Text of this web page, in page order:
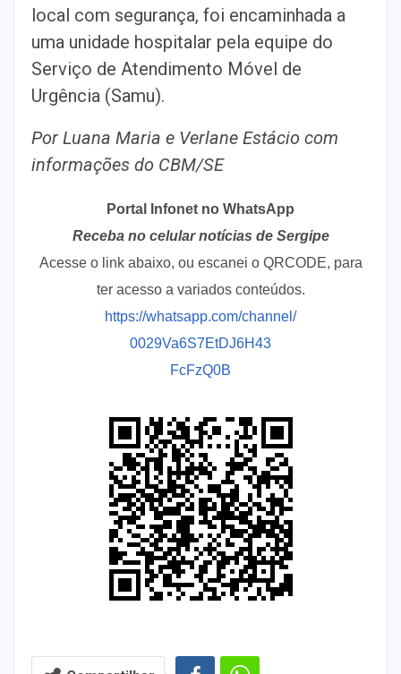
local com segurança, foi encaminhada a
uma unidade hospitalar pela equipe do
Serviço de Atendimento Móvel de
Urgência (Samu).
Por Luana Maria e Verlane Estácio com
informações do CBM/SE
Portal Infonet no WhatsApp
Receba no celular notícias de Sergipe
Acesse o link abaixo, ou escanei o QRCODE, para
ter acesso a variados conteúdos.
https://whatsapp.com/channel/
0029Va6S7EtDJ6H43
FcFzQ0B